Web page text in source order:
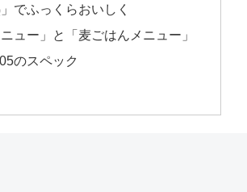
」でふっくらおいしく
ニュー」と「麦ごはんメニュー」
のスペック